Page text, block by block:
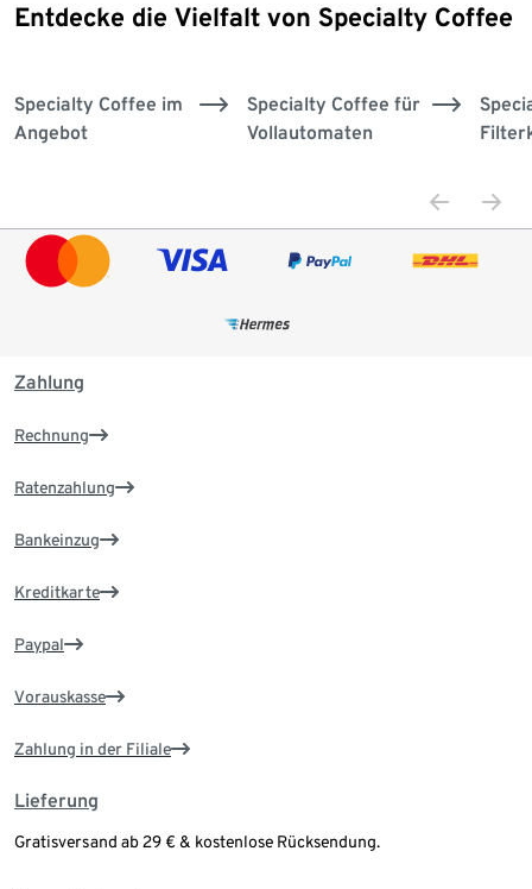
Entdecke die Vielfalt von Specialty Coffee
Specialty Coffee im
Angebot
Specialty Coffee für
Vollautomaten
Ende der Auflistung
Zahlung
Rechnung
Ratenzahlung
Bankeinzug
Kreditkarte
Paypal
Vorauskasse
Zahlung in der Filiale
Lieferung
Gratisversand ab 29 € & kostenlose Rücksendung.